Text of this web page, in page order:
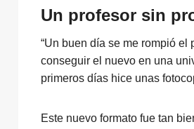
Un profesor sin
“Un buen día se me rompió el
conseguir el nuevo en una
primeros días hice unas
Este nuevo formato fue tan